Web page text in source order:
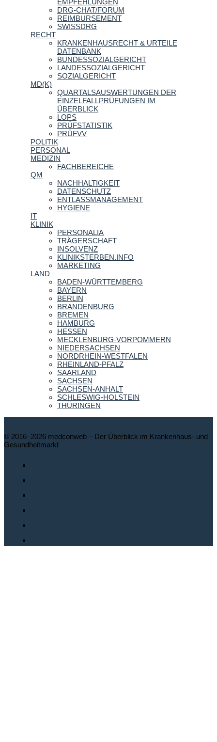
EMPFEHLUNGEN
DRG-CHAT/FORUM
REIMBURSEMENT
SWISSDRG
RECHT
KRANKENHAUSRECHT & URTEILE
DATENBANK
BUNDESSOZIALGERICHT
LANDESSOZIALGERICHT
SOZIALGERICHT
MD(K)
QUARTALSAUSWERTUNGEN DER
EINZELFALLPRÜFUNGEN IM
ÜBERBLICK
LOPS
PRÜFSTATISTIK
PRÜFVV
POLITIK
PERSONAL
MEDIZIN
FACHBEREICHE
QM
NACHHALTIGKEIT
DATENSCHUTZ
ENTLASSMANAGEMENT
HYGIENE
IT
KLINIK
PERSONALIA
TRÄGERSCHAFT
INSOLVENZ
KLINIKSTERBEN.INFO
MARKETING
LAND
BADEN-WÜRTTEMBERG
BAYERN
BERLIN
BRANDENBURG
BREMEN
HAMBURG
HESSEN
MECKLENBURG-VORPOMMERN
NIEDERSACHSEN
NORDRHEIN-WESTFALEN
RHEINLAND-PFALZ
SAARLAND
SACHSEN
SACHSEN-ANHALT
SCHLESWIG-HOLSTEIN
THÜRINGEN
© 2016–2026 medconweb – Der Überblick im Krankenhaus- und
Gesundheitmarkt